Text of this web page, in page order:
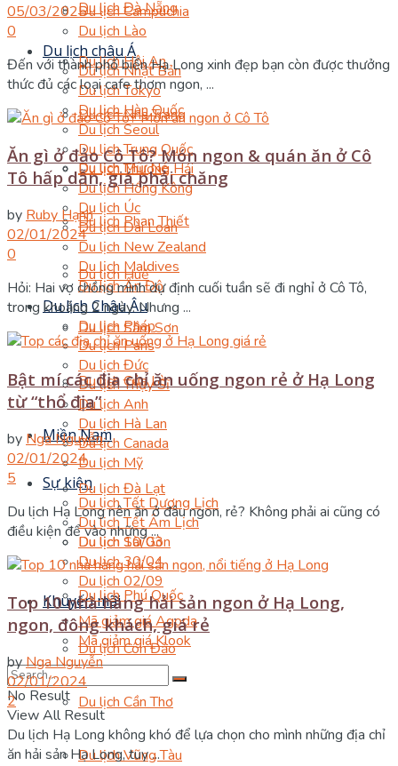
Du lịch Campuchia
Du lịch Lào
Du lịch châu Á
Du lịch Nhật Bản
Du lịch Tokyo
Du lịch Hàn Quốc
Du lịch Seoul
Du lịch Trung Quốc
Du lịch Thượng Hải
Du lịch Hồng Kông
Du lịch Úc
Du lịch Đài Loan
Du lịch New Zealand
Du lịch Maldives
Du lịch Ấn Độ
Du lịch Châu Âu
Du lịch Pháp
Du lịch Paris
Du lịch Đức
Du lịch Thụy Sĩ
Du lịch Anh
Du lịch Hà Lan
Du lịch Canada
Du lịch Mỹ
Sự kiện
Du lịch Tết Dương Lịch
Du lịch Tết Âm Lịch
Du lịch 10/03
Du lịch 30/04
Du lịch 02/09
Khuyến mãi
Mã giảm giá Agoda
Mã giảm giá Klook
No Result
View All Result
Du lịch Đà Nẵng
Du lịch Hội An
Du lịch Nha Trang
Du lịch Mũi Né
Du lịch Phan Thiết
Du lịch Huế
Du lịch Sầm Sơn
Du lịch Cửa Lò
Miền Nam
Du lịch Đà Lạt
Du lịch Sài Gòn
Du lịch Phú Quốc
Du lịch Côn Đảo
Du lịch Cần Thơ
Du lịch Vũng Tàu
05/03/2025
0
Đến với thành phố biển Hạ Long xinh đẹp bạn còn được thưởng
thức đủ các loại cafe thơm ngon, ...
Ăn gì ở đảo Cô Tô? Món ngon & quán ăn ở Cô
Tô hấp dẫn, giá phải chăng
by Ruby Hạnh
02/01/2024
0
Hỏi: Hai vợ chồng mình dự định cuối tuần sẽ đi nghỉ ở Cô Tô,
trong khoảng 2 ngày. Nhưng ...
Bật mí các địa chỉ ăn uống ngon rẻ ở Hạ Long
từ “thổ địa”
by Nga Nguyễn
02/01/2024
5
Du lịch Hạ Long nên ăn ở đâu ngon, rẻ? Không phải ai cũng có
điều kiện để vào những ...
Top 10 nhà hàng hải sản ngon ở Hạ Long,
ngon, đông khách, giá rẻ
byNga Nguyễn
02/01/2024
2
Du lịch Hạ Long không khó để lựa chọn cho mình những địa chỉ
ăn hải sản Hạ Long, tuy ...